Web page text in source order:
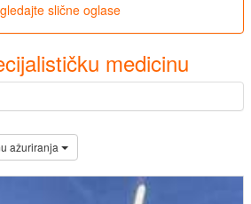
slične oglase
medicinu
ažuriranja